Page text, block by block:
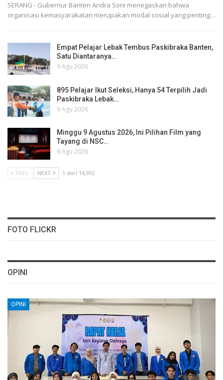
SERANG - Gubernur Banten Andra Soni menegaskan bahwa
organisasi kemasyarakatan merupakan modal sosial yang penting…
Empat Pelajar Lebak Tembus Paskibraka Banten,
Satu Diantaranya…
9 Agu 2026
895 Pelajar Ikut Seleksi, Hanya 54 Terpilih Jadi
Paskibraka Lebak…
9 Agu 2026
Minggu 9 Agustus 2026, Ini Pilihan Film yang
Tayang di NSC…
9 Agu 2026
PREV NEXT 1 dari 14,992
FOTO FLICKR
OPINI
OPINI